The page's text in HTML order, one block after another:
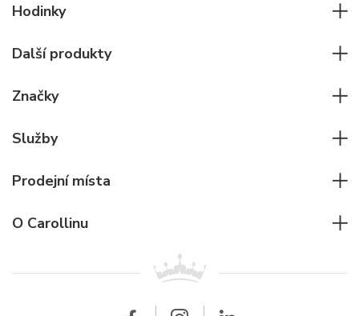
Hodinky
Dámské hodinky
Pilotní hodinky
Potápěčské hodinky
Další produkty
Ostatní doplňky
Značky
Cartier
Breitling
Služby
Pro firmy
Velkoobchod
Prodejní místa
O Carollinu
Velkoobchod
O společnosti Carollinum